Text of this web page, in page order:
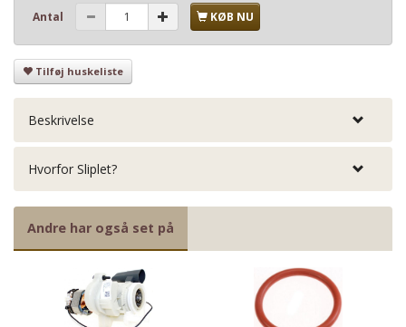
Antal KØB NU
Tilføj huskeliste
Beskrivelse
Hvorfor Sliplet?
Andre har også set på